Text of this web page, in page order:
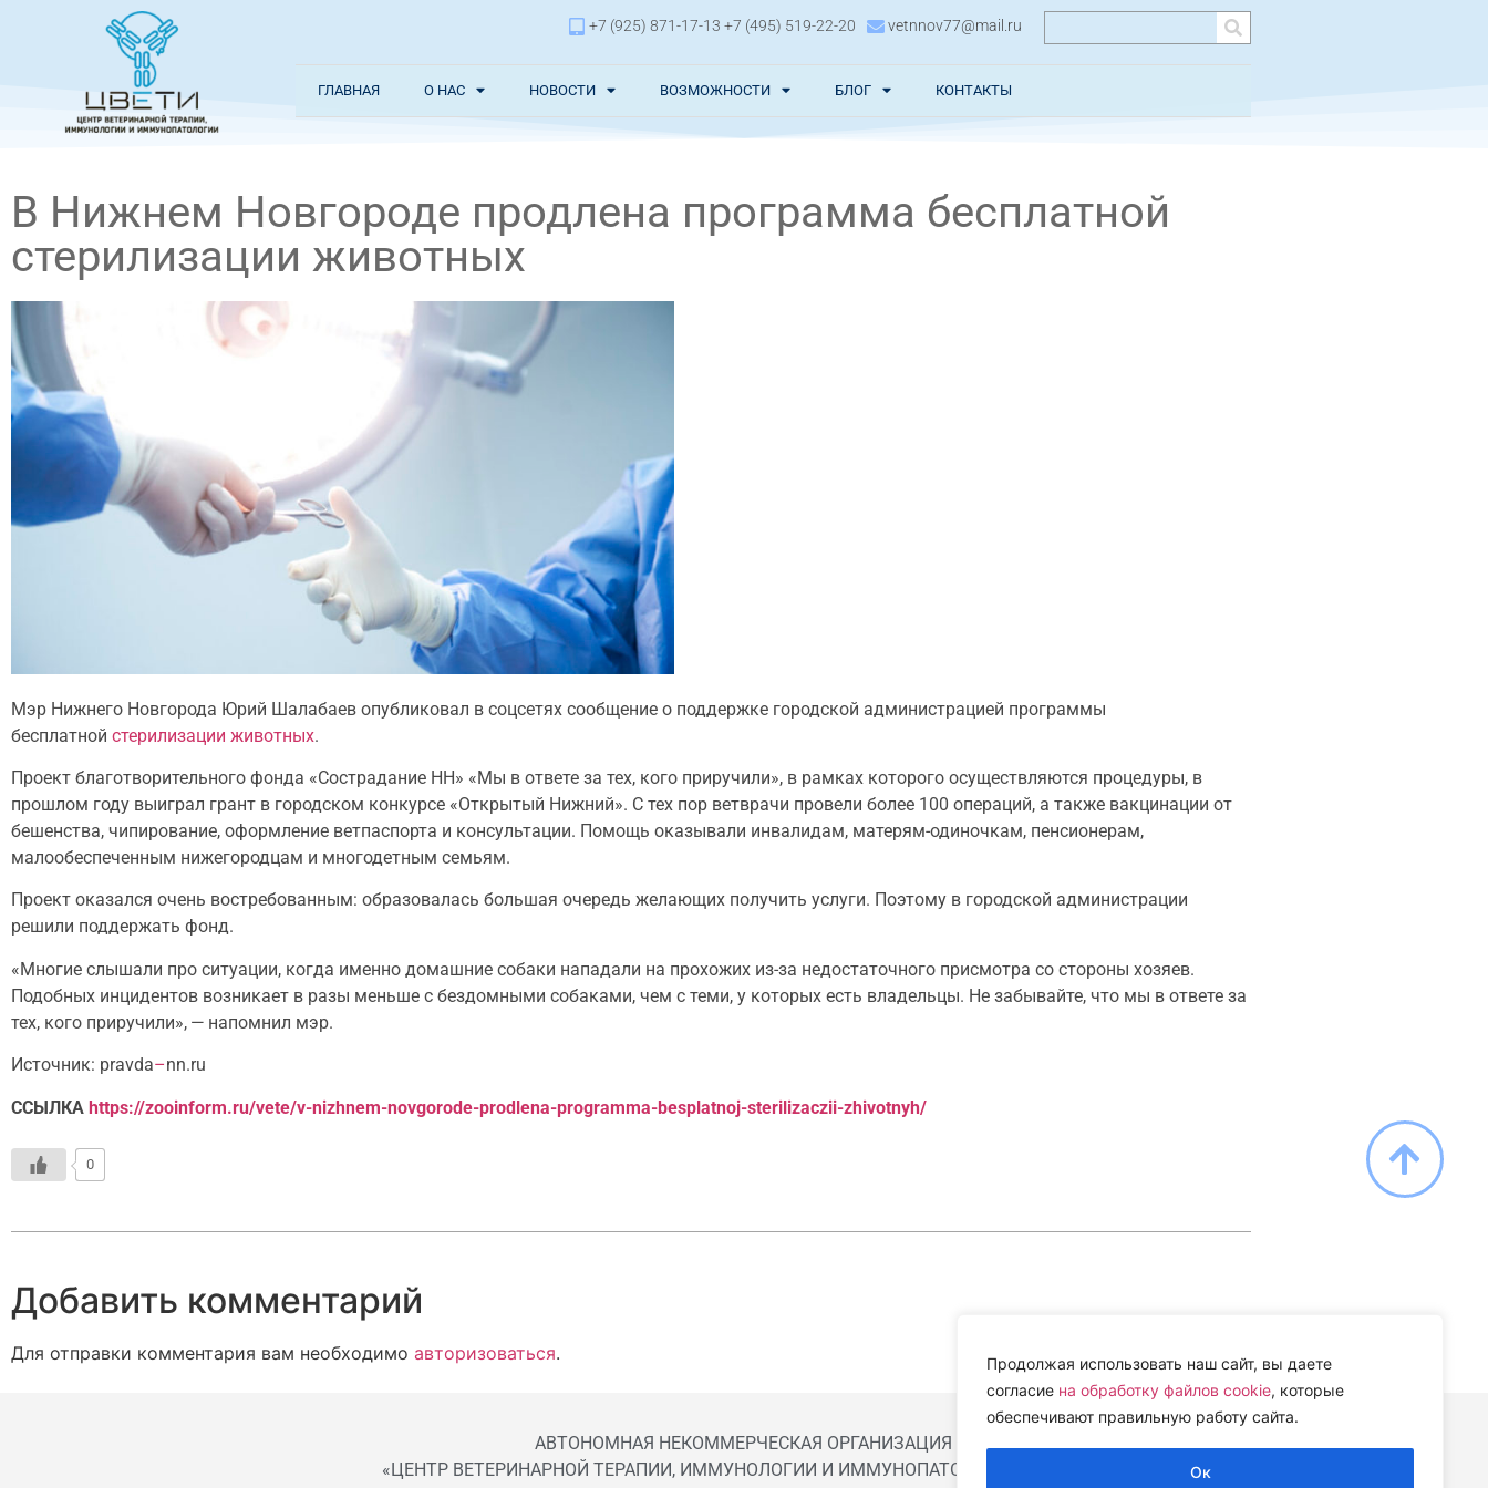
Продолжая использовать наш сайт, вы даете
согласие на обработку файлов cookie, которые
обеспечивают правильную работу сайта.
Ок
+7 (925) 871-17-13 +7 (495) 519-22-20 vetnnov77@mail.ru
ГЛАВНАЯ О НАС НОВОСТИ ВОЗМОЖНОСТИ БЛОГ КОНТАКТЫ
В Нижнем Новгороде продлена программа бесплатной
стерилизации животных
Мэр Нижнего Новгорода Юрий Шалабаев опубликовал в соцсетях сообщение о поддержке городской администрацией программы
бесплатной стерилизации животных.
Проект благотворительного фонда «Сострадание НН» «Мы в ответе за тех, кого приручили», в рамках которого осуществляются процедуры, в
прошлом году выиграл грант в городском конкурсе «Открытый Нижний». С тех пор ветврачи провели более 100 операций, а также вакцинации от
бешенства, чипирование, оформление ветпаспорта и консультации. Помощь оказывали инвалидам, матерям-одиночкам, пенсионерам,
малообеспеченным нижегородцам и многодетным семьям.
Проект оказался очень востребованным: образовалась большая очередь желающих получить услуги. Поэтому в городской администрации
решили поддержать фонд.
«Многие слышали про ситуации, когда именно домашние собаки нападали на прохожих из-за недостаточного присмотра со стороны хозяев.
Подобных инцидентов возникает в разы меньше с бездомными собаками, чем с теми, у которых есть владельцы. Не забывайте, что мы в ответе за
тех, кого приручили», — напомнил мэр.
Источник: pravda–nn.ru
ССЫЛКА https://zooinform.ru/vete/v-nizhnem-novgorode-prodlena-programma-besplatnoj-sterilizaczii-zhivotnyh/
0
Добавить комментарий
Для отправки комментария вам необходимо авторизоваться.
АВТОНОМНАЯ НЕКОММЕРЧЕСКАЯ ОРГАНИЗАЦИЯ
«ЦЕНТР ВЕТЕРИНАРНОЙ ТЕРАПИИ, ИММУНОЛОГИИ И ИММУНОПАТОЛОГИИ» (ЦВЕТИ)